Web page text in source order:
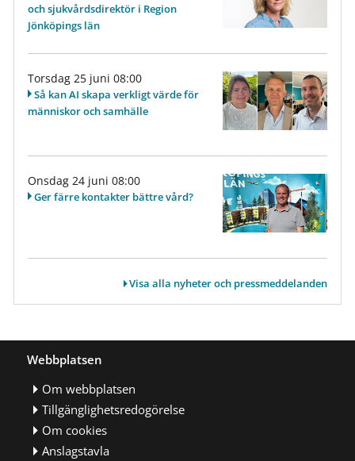
och sjukvårdsdirektör i Region
Jönköpings län
Torsdag 25 juni 08:00
Så kan AI skapa verkligt värde för
människor och samhälle
Onsdag 24 juni 08:00
Ger färre kontakter bättre vård?
Visa alla nyheter och pressmeddelanden
Webbplatsen
Om webbplatsen
Tillgänglighetsredogörelse
Om cookies
Anslagstavla